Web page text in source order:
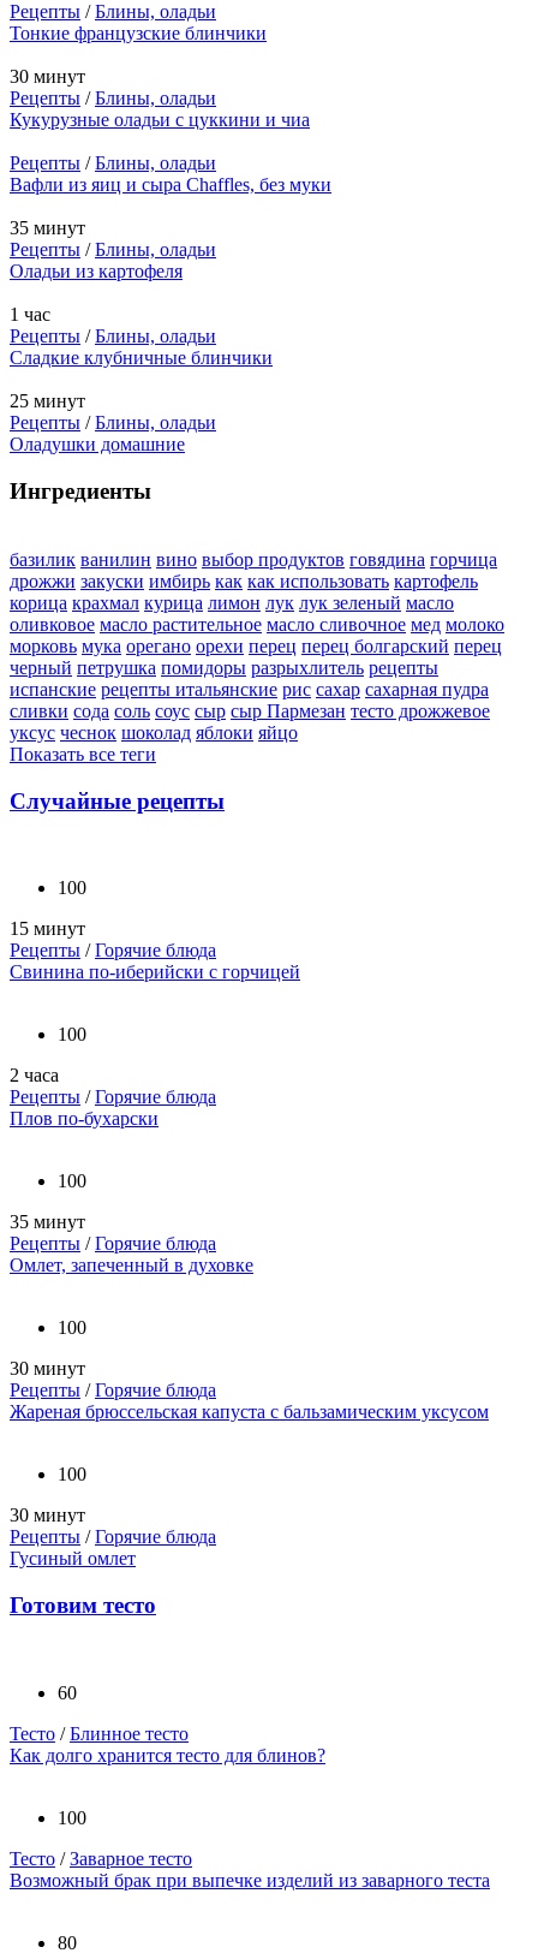
Рецепты /Блины, оладьи
Тонкие французские блинчики
30 минут
Рецепты /Блины, оладьи
Кукурузные оладьи с цуккини и чиа
Рецепты /Блины, оладьи
Вафли из яиц и сыра Chaffles, без муки
35 минут
Рецепты /Блины, оладьи
Оладьи из картофеля
1 час
Рецепты /Блины, оладьи
Сладкие клубничные блинчики
25 минут
Рецепты /Блины, оладьи
Оладушки домашние
Ингредиенты
базилик ванилин вино выбор продуктов говядина горчица
дрожжи закуски имбирь как как использовать картофель
корица крахмал курица лимон лук лук зеленый масло
оливковое масло растительное масло сливочное мед молоко
морковь мука орегано орехи перец перец болгарский перец
черный петрушка помидоры разрыхлитель рецепты
испанские рецепты итальянские рис сахар сахарная пудра
сливки сода соль соус сыр сыр Пармезан тесто дрожжевое
уксус чеснок шоколад яблоки яйцо
Показать все теги
Случайные рецепты
100
15 минут
Рецепты /Горячие блюда
Свинина по-иберийски с горчицей
100
2 часа
Рецепты /Горячие блюда
Плов по-бухарски
100
35 минут
Рецепты /Горячие блюда
Омлет, запеченный в духовке
100
30 минут
Рецепты /Горячие блюда
Жареная брюссельская капуста с бальзамическим уксусом
100
30 минут
Рецепты /Горячие блюда
Гусиный омлет
Готовим тесто
60
Тесто /Блинное тесто
Как долго хранится тесто для блинов?
100
Тесто /Заварное тесто
Возможный брак при выпечке изделий из заварного теста
80